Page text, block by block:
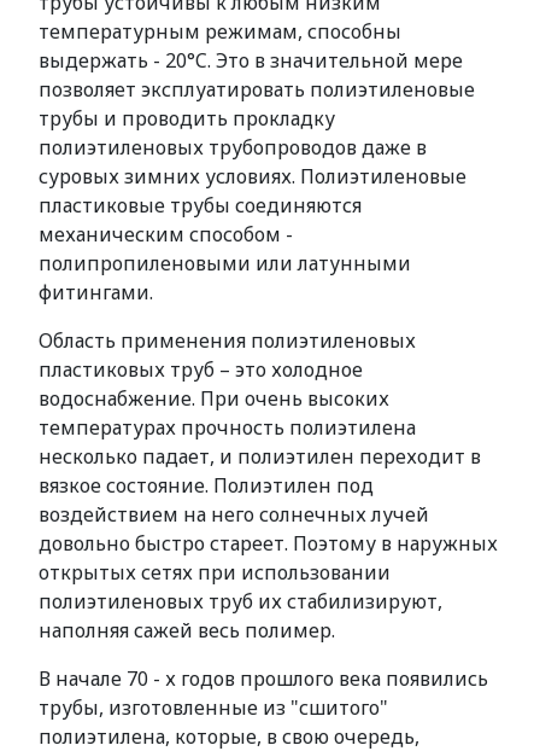
температурным режимам, способны
выдержать - 20°C. Это в значительной мере
позволяет эксплуатировать полиэтиленовые
трубы и проводить прокладку
полиэтиленовых трубопроводов даже в
суровых зимних условиях. Полиэтиленовые
пластиковые трубы соединяются
механическим способом -
полипропиленовыми или латунными
фитингами.
Область применения полиэтиленовых
пластиковых труб – это холодное
водоснабжение. При очень высоких
температурах прочность полиэтилена
несколько падает, и полиэтилен переходит в
вязкое состояние. Полиэтилен под
воздействием на него солнечных лучей
довольно быстро стареет. Поэтому в наружных
открытых сетях при использовании
полиэтиленовых труб их стабилизируют,
наполняя сажей весь полимер.
В начале 70 - х годов прошлого века появились
трубы, изготовленные из "сшитого"
полиэтилена, которые, в свою очередь,